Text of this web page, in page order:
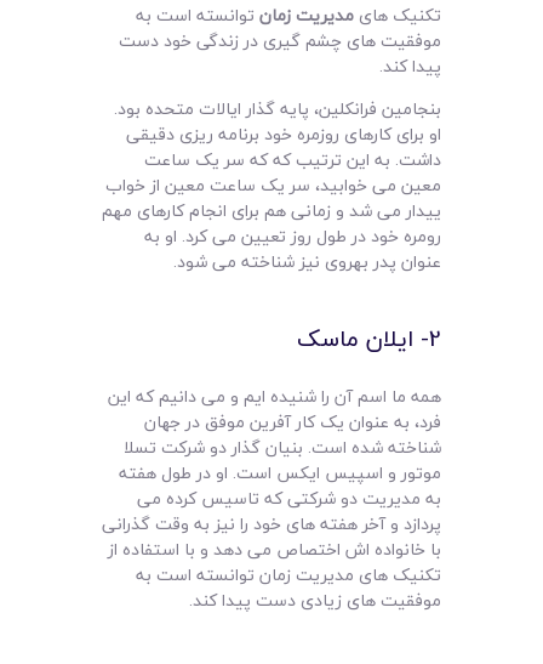
تکنیک های مدیریت زمان توانسته است به
موفقیت های چشم گیری در زندگی خود دست
پیدا کند.
بنجامین فرانکلین، پایه گذار ایالات متحده بود.
او برای کارهای روزمره خود برنامه ریزی دقیقی
داشت. به این ترتیب که که سر یک ساعت
معین می خوابید، سر یک ساعت معین از خواب
ییدار می شد و زمانی هم برای انجام کارهای مهم
رومره خود در طول روز تعیین می کرد. او به
عنوان پدر بهروی نیز شناخته می شود.
2- ایلان ماسک
همه ما اسم آن را شنیده ایم و می دانیم که این
فرد، به عنوان یک کار آفرین موفق در جهان
شناخته شده است. بنیان گذار دو شرکت تسلا
موتور و اسپیس ایکس است. او در طول هفته
به مدیریت دو شرکتی که تاسیس کرده می
پردازد و آخر هفته های خود را نیز به وقت گذرانی
با خانواده اش اختصاص می دهد و با استفاده از
تکنیک های مدیریت زمان توانسته است به
موفقیت های زیادی دست پیدا کند.